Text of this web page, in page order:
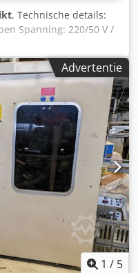
, Technische details:
Spanning: 220/50 V /
1,8) kW
690 x 510 x 900 mm
SLS-lasersysteem IR-
316mm
110 x150 x
90 x130 x
x 260mm Ingebouwde
m³/u
kamertemperatuur:
1x USB
Studio 2019 open,
OBJ, 3DS, FBX, DAE,
Verlichtingsset (set
flessen met
Advertentie
1 / 5